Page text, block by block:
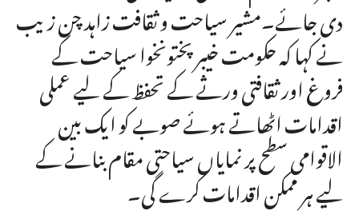
دی جائے۔مشیر سیاحت و ثقافت زاہد چن زیب
نے کہا کہ حکومت خیبر پختونخوا سیاحت کے
فروغ اور ثقافتی ورثے کے تحفظ کے لیے عملی
اقدامات اٹھاتے ہوئے صوبے کو ایک بین
الاقوامی سطح پر نمایاں سیاحتی مقام بنانے کے
لیے ہر ممکن اقدامات کرے گی۔